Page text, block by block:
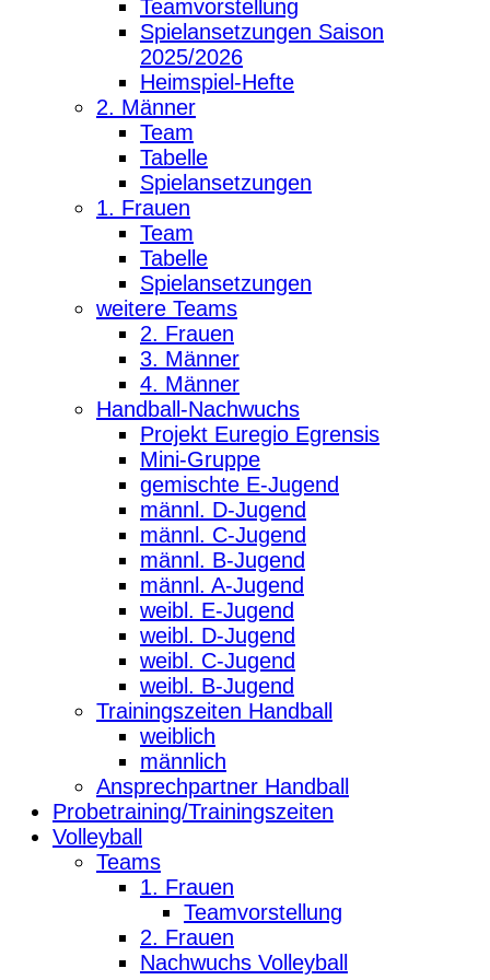
Teamvorstellung
Spielansetzungen Saison
2025/2026
Heimspiel-Hefte
2. Männer
Team
Tabelle
Spielansetzungen
1. Frauen
Team
Tabelle
Spielansetzungen
weitere Teams
2. Frauen
3. Männer
4. Männer
Handball-Nachwuchs
Projekt Euregio Egrensis
Mini-Gruppe
gemischte E-Jugend
männl. D-Jugend
männl. C-Jugend
männl. B-Jugend
männl. A-Jugend
weibl. E-Jugend
weibl. D-Jugend
weibl. C-Jugend
weibl. B-Jugend
Trainingszeiten Handball
weiblich
männlich
Ansprechpartner Handball
Probetraining/Trainingszeiten
Volleyball
Teams
1. Frauen
Teamvorstellung
2. Frauen
Nachwuchs Volleyball